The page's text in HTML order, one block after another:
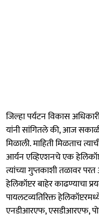
जिल्हा पर्यटन विकास
यांनी सांगितले की, आज सकाळी
मिळाली. माहिती मिळताच
आर्यन एव्हिएशनचे एक
त्यांच्या गुप्तकाशी तळावर
हेलिकॉप्टर बाहेर काढण्याचा
पायलटव्यतिरिक्त
एनडीआरएफ, एसडीआरएफ,